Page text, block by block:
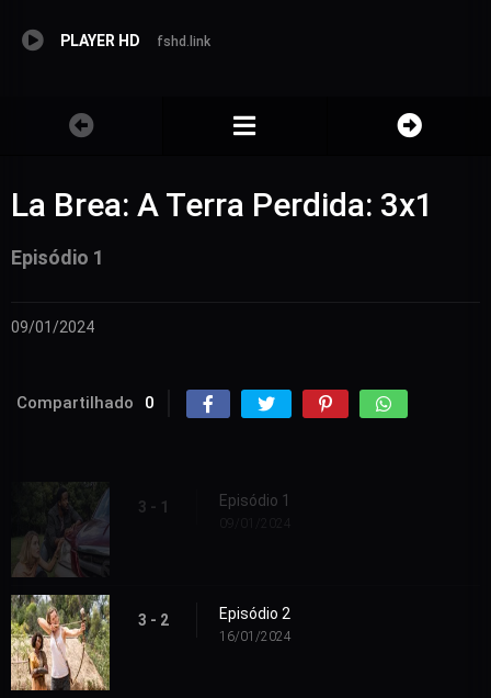
PLAYER HD fshd.link
La Brea: A Terra Perdida: 3x1
Episódio 1
09/01/2024
Compartilhado 0
3 - 1 Episódio 1
3 - 2 Episódio 2
16/01/2024